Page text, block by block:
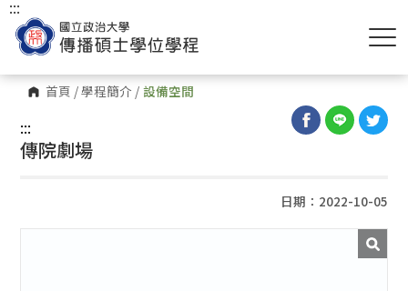
首頁 /學程簡介 / 設備空間
:::
:::
傳院劇場
日期：2022-10-05